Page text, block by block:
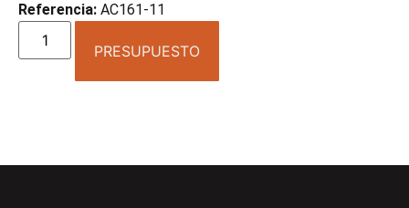
Referencia: AC161-11
PRESUPUESTO